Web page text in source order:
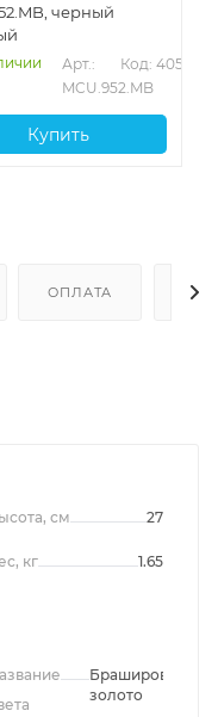
черный
Арт.:
MCU.952.MB
Код: 40567
Купить
ОПЛАТА
см 27
кг 1.65
Брашированное
золото